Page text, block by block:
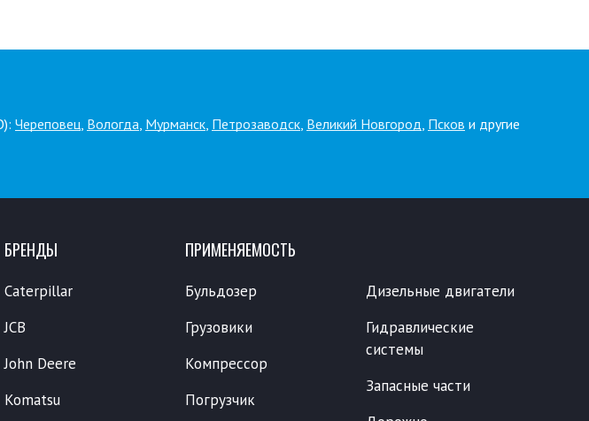
Череповец, Вологда, Мурманск, Петрозаводск, Великий Новгород, Псков и другие
БРЕНДЫ
Caterpillar
JCB
John Deere
Komatsu
ПРИМЕНЯЕМОСТЬ
Бульдозер
Грузовики
Компрессор
Погрузчик
Дизельные двигатели
Гидравлические
системы
Запасные части